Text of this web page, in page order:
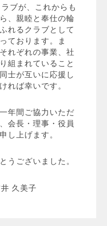
ブが、これからも
、親睦と奉仕の輪
れるクラブとして
ております。ま
れぞれの事業、社
組まれていること
士が互いに応援し
れば幸いです。
年間ご協力いただ
会長・理事・役員
し上げます。
うございました。
久美子